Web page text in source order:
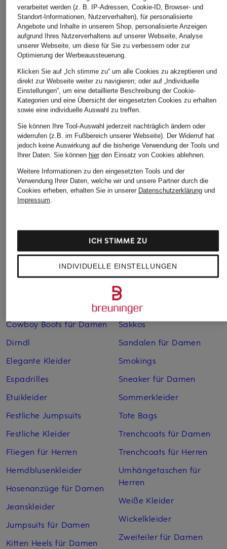
NEO NOIR
Hemdbluse HAZELL
CHF 70
ESTHÉ
Off-Shoulder-Bluse
CHF 75
Ursprünglich:CHF 93
Gottseidank
Trachtenmieder
KSENIA aus Leinen
CHF 389
Weitere Kategorien
Abendkleider
Bademäntel für Herren
Bikinis für Damen
Boleros für Damen
Cowboy Boots für Damen
Dirndl
Elegante Kleider
Espadrilles
Etuikleider
Festliche Jumpsuits
Festliche Kleider
Fliegen für Herren
Hemdblusenkleider
Hosenanzüge für Damen
Jeanskleider
Jumpsuits für Damen
Kitten Heels für Damen
Kleider
Lederjacken für Herren
Leinenhosen für Herren
Leinenkleider
Maxikleider
Regenmäntel für Damen
Sakkos
Sandalen für Damen
Smokings
Sneaker für Damen
Sommerkleider
Tote Bags
Trenchcoats für Damen
Trenchcoats für Herren
Umhängetaschen für
Herren
Weiße Kleider
Wickelkleider
Zweiteiler für Damen
verarbeitet werden (z. B. IP-Adressen, Cookie-ID, Browser- und
Standort-Informationen, Nutzerverhalten), für personalisierte
Angebote und Inhalte in unserem Shop, personalisierte Anzeigen
aufgrund Ihres Nutzerverhaltens auf unserer Webseite, Analyse
unserer Webseite, um diese für Sie zu verbessern oder zur
Optimierung der Werbeaussteuerung.
Klicken Sie auf „Ich stimme zu“ um alle Cookies zu akzeptieren und
direkt zur Webseite weiter zu navigieren; oder auf „Individuelle
Einstellungen“, um eine detaillierte Beschreibung der Cookie-
Kategorien und eine Übersicht der eingesetzten Cookies zu erhalten
sowie eine individuelle Auswahl zu treffen.
Sie können Ihre Tool-Auswahl jederzeit nachträglich ändern oder
widerrufen (z.B. im Fußbereich unserer Webseite). Der Widerruf hat
jedoch keine Auswirkung auf die bisherige Verwendung der Tools und
Ihrer Daten. Sie können hierden Einsatz von Cookies ablehnen.
Weitere Informationen zu den eingesetzten Tools und der
Verwendung Ihrer Daten, welche wir und unsere Partner durch die
Cookies erheben, erhalten Sie in unserer Datenschutzerklärungund
Impressum.
INDIVIDUELLE EINSTELLUNGEN
ICH STIMME ZU